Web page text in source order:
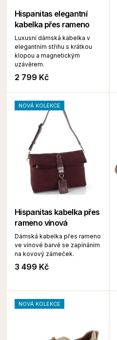
Hispanitas elegantní
kabelka přes rameno
Luxusní dámská kabelka v
elegantním střihu s krátkou
klopou a magnetickým
uzávěrem.
2 799 Kč
NOVÁ KOLEKCE
Hispanitas kabelka přes
rameno vínová
Dámská kabelka přes rameno
ve vínové barvě se zapínáním
na kovový zámeček.
3 499 Kč
NOVÁ KOLEKCE